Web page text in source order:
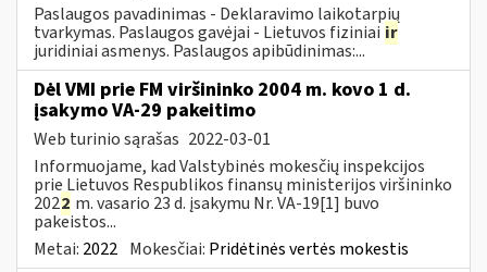
Paslaugos pavadinimas - Deklaravimo laikotarpių
tvarkymas. Paslaugos gavėjai - Lietuvos fiziniai ir
juridiniai asmenys. Paslaugos apibūdinimas:...
Dėl VMI prie FM viršininko 2004 m. kovo 1 d.
įsakymo VA-29 pakeitimo
Web turinio sąrašas 2022-03-01
Informuojame, kad Valstybinės mokesčių inspekcijos
prie Lietuvos Respublikos finansų ministerijos viršininko
2022 m. vasario 23 d. įsakymu Nr. VA-19[1] buvo
pakeistos...
Metai: 2022 Mokesčiai: Pridėtinės vertės mokestis